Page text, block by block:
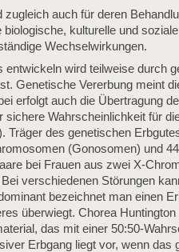
auch für deren
kulturelle und
Wechselwirkungen.
wird teilweise durch
Genetische Vererbung meint
erfolgt auch die Übertragung
Wahrscheinlichkeit für
Träger des genetischen
(Gonosomen) und
bei Frauen aus zwei X-
verschiedenen Störungen
bezeichnet man einen
überwiegt. Chorea
das mit einer 50:50-
Erbgang liegt vor, wenn das